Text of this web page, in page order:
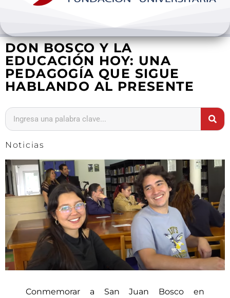
Internacionalización
Investigación
DON BOSCO Y LA
EDUCACIÓN HOY: UNA
PEDAGOGÍA QUE SIGUE
HABLANDO AL PRESENTE
Noticias
Conmemorar a San Juan Bosco en